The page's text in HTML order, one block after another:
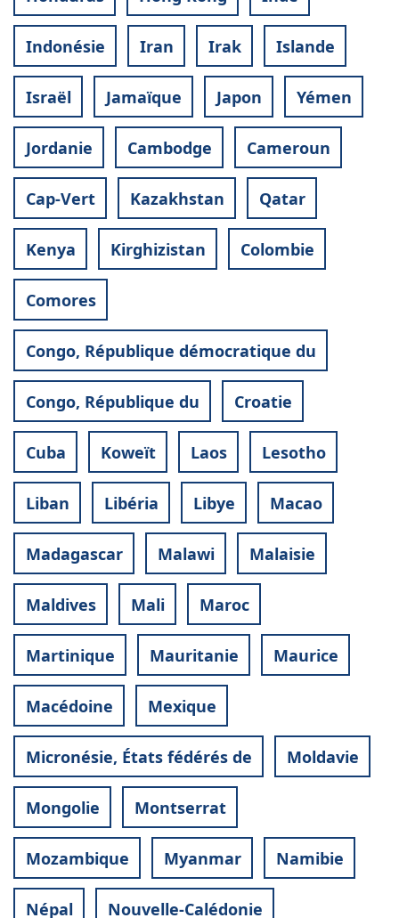
Indonésie Iran Irak Islande
Israël Jamaïque Japon Yémen
Jordanie Cambodge Cameroun
Cap-Vert Kazakhstan Qatar
Kenya Kirghizistan Colombie
Comores
Congo, République démocratique du
Congo, République du Croatie
Cuba Koweït Laos Lesotho
Liban Libéria Libye Macao
Madagascar Malawi Malaisie
Maldives Mali Maroc
Martinique Mauritanie Maurice
Macédoine Mexique
Micronésie, États fédérés de Moldavie
Mongolie Montserrat
Mozambique Myanmar Namibie
Népal Nouvelle-Calédonie